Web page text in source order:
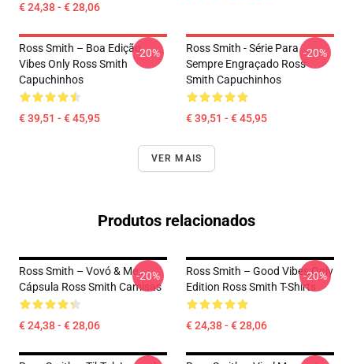
€ 24,38 - € 28,06
Ross Smith – Boa Edição
Vibes Only Ross Smith
Capuchinhos
€ 39,51 - € 45,95
-20%
Ross Smith - Série Para
Sempre Engraçado Ross
Smith Capuchinhos
€ 39,51 - € 45,95
-20%
VER MAIS
Produtos relacionados
Ross Smith – Vovó & Me
Cápsula Ross Smith Camisas
€ 24,38 - € 28,06
-20%
Ross Smith – Good Vibes Only
Edition Ross Smith T-Shirts
€ 24,38 - € 28,06
-20%